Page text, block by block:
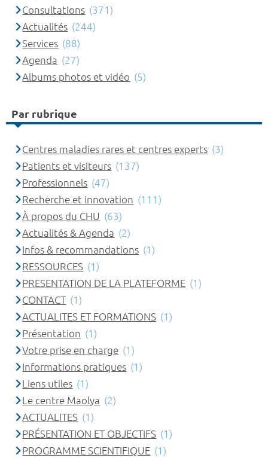
Consultations (371)
Actualités (244)
Services (88)
Agenda (27)
Albums photos et vidéo (5)
Par rubrique
Centres maladies rares et centres experts (3)
Patients et visiteurs (137)
Professionnels (47)
Recherche et innovation (111)
À propos du CHU (63)
Actualités & Agenda (2)
Infos & recommandations (1)
RESSOURCES (1)
PRESENTATION DE LA PLATEFORME (1)
CONTACT (1)
ACTUALITES ET FORMATIONS (1)
Présentation (1)
Votre prise en charge (1)
Informations pratiques (1)
Liens utiles (1)
Le centre Maolya (2)
ACTUALITES (1)
PRÉSENTATION ET OBJECTIFS (1)
PROGRAMME SCIENTIFIQUE (1)